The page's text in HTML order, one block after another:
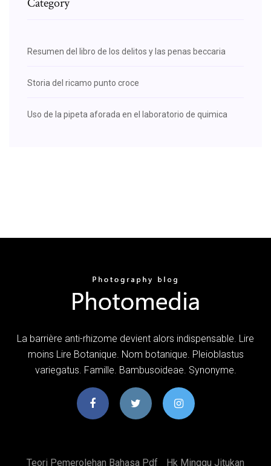
Resumen del libro de los delitos y las penas beccaria
Storia del ricamo punto croce
Uso de la pipeta aforada en el laboratorio de quimica
La barrière anti-rhizome devient alors indispensable. Lire
moins Lire Botanique. Nom botanique. Pleioblastus
variegatus. Famille. Bambusoideae. Synonyme.
Teori Pemerolehan Bahasa Pdf Hk Minggu Jitukan